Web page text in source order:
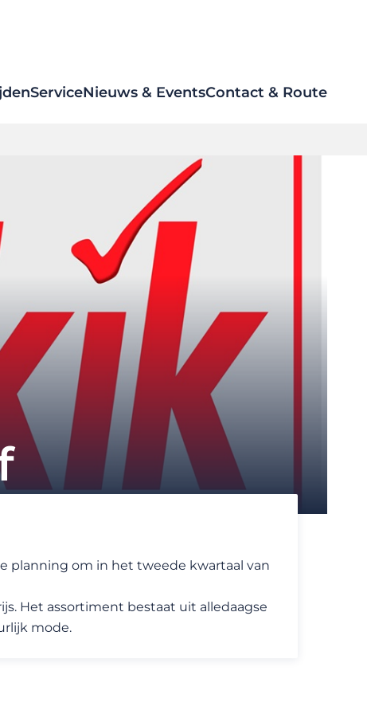
ServiceNieuws & EventsContact & Route
planning om in het tweede kwartaal van
Het assortiment bestaat uit alledaagse
mode.